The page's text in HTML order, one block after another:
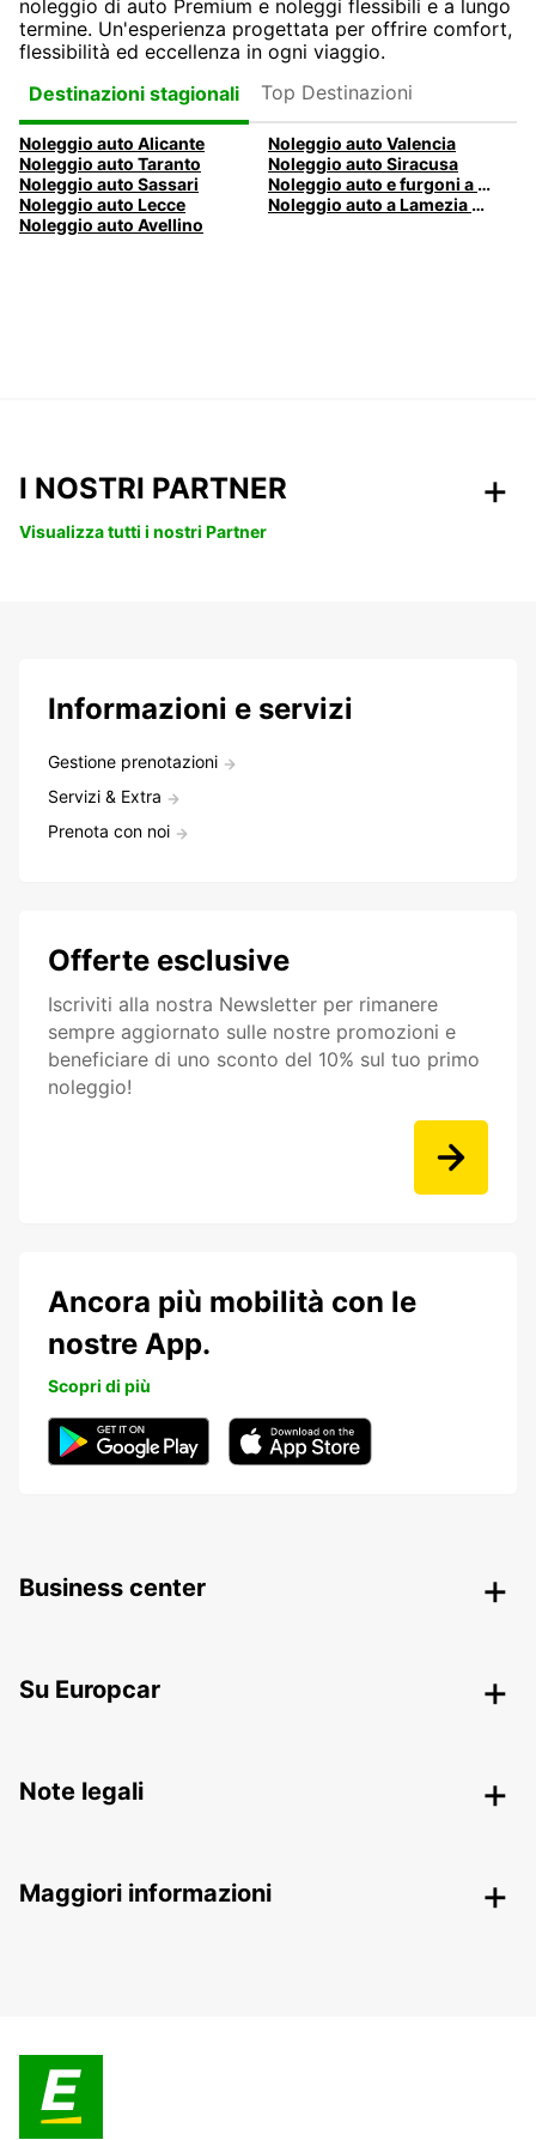
noleggio di auto Premium e noleggi flessibili e a lungo
termine. Un'esperienza progettata per offrire comfort,
flessibilità ed eccellenza in ogni viaggio.
Destinazioni stagionali
Top Destinazioni
Noleggio auto Alicante
Noleggio auto Valencia
Noleggio auto Taranto
Noleggio auto Siracusa
Noleggio auto Sassari
Noleggio auto e furgoni a Pescara
Noleggio auto Lecce
Noleggio auto a Lamezia Terme, Italia
Noleggio auto Avellino
I NOSTRI PARTNER
Visualizza tutti i nostri Partner
Informazioni e servizi
Gestione prenotazioni
Servizi & Extra
Prenota con noi
Offerte esclusive
Iscriviti alla nostra Newsletter per rimanere
sempre aggiornato sulle nostre promozioni e
beneficiare di uno sconto del 10% sul tuo primo
noleggio!
Ancora più mobilità con le
nostre App.
Scopri di più
Business center
Su Europcar
Note legali
Maggiori informazioni